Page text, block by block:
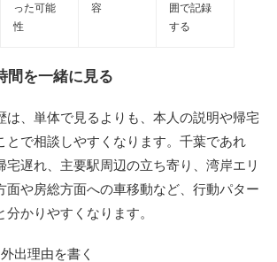
った可能
性
容
囲で記録
する
間を一緒に見る
は、単体で見るよりも、本人の説明や帰宅
とで相談しやすくなります。千葉であれ
宅遅れ、主要駅周辺の立ち寄り、湾岸エリ
面や房総方面への車移動など、行動パター
かりやすくなります。
出理由を書く